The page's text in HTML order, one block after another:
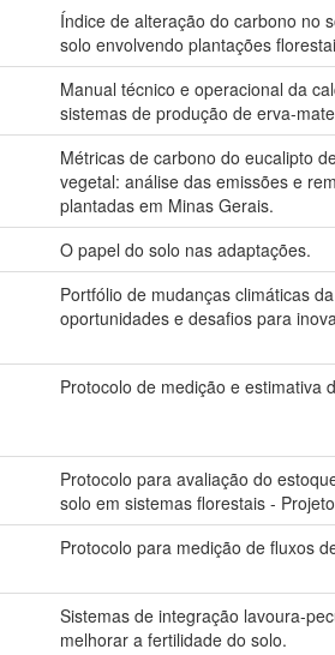
Índice de alteração do carbono no
solo envolvendo plantações
Manual técnico e operacional da
sistemas de produção de erva-
Métricas de carbono do eucalipto
vegetal: análise das emissões e
plantadas em Minas Gerais.
O papel do solo nas adaptações.
Portfólio de mudanças climáticas
oportunidades e desafios para
Protocolo de medição e estimativa
Protocolo para avaliação do
solo em sistemas florestais -
Protocolo para medição de fluxos
Sistemas de integração lavoura-
melhorar a fertilidade do solo.